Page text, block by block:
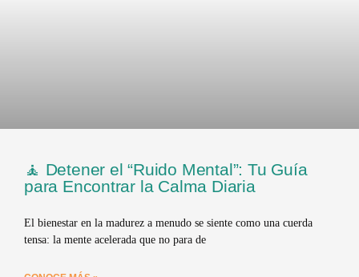
🧘 Detener el “Ruido Mental”: Tu Guía
para Encontrar la Calma Diaria
El bienestar en la madurez a menudo se siente como una cuerda
tensa: la mente acelerada que no para de